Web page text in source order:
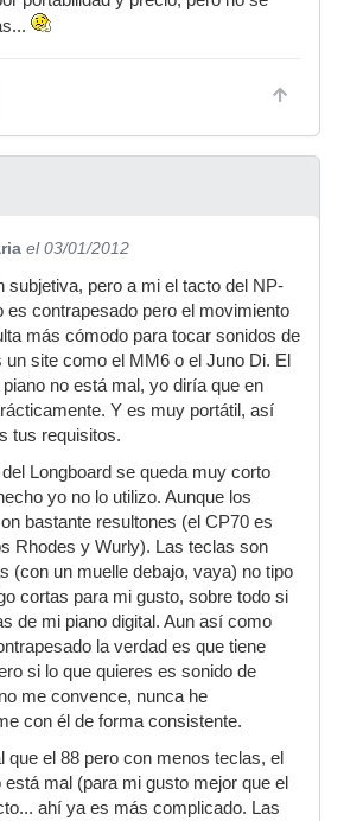
el 03/01/2012
subjetiva, pero a mi el tacto del NP-
es contrapesado pero el movimiento
más cómodo para tocar sonidos de
un site como el MM6 o el Juno Di. El
no está mal, yo diría que en
Y es muy portátil, así
tus requisitos.
Longboard se queda muy corto
yo no lo utilizo. Aunque los
bastante resultones (el CP70 es
Rhodes y Wurly). Las teclas son
(con un muelle debajo, vaya) no tipo
cortas para mi gusto, sobre todo si
de mi piano digital. Aun así como
la verdad es que tiene
si lo que quieres es sonido de
me convence, nunca he
con él de forma consistente.
que el 88 pero con menos teclas, el
mal (para mi gusto mejor que el
ahí ya es más complicado. Las